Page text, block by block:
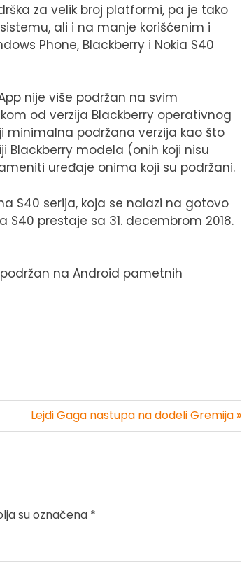
za velik broj platformi, pa je tako
ali i na manje korišćenim i
Phone, Blackberry i Nokia S40
nije više podržan na svim
od verzija Blackberry operativnog
minimalna podržana verzija kao što
Blackberry modela (onih koji nisu
uređaje onima koji su podržani.
S40 serija, koja se nalazi na gotovo
prestaje sa 31. decembrom 2018.
na Android pametnih
Lejdi Gaga nastupa na dodeli Gremija »
su označena *